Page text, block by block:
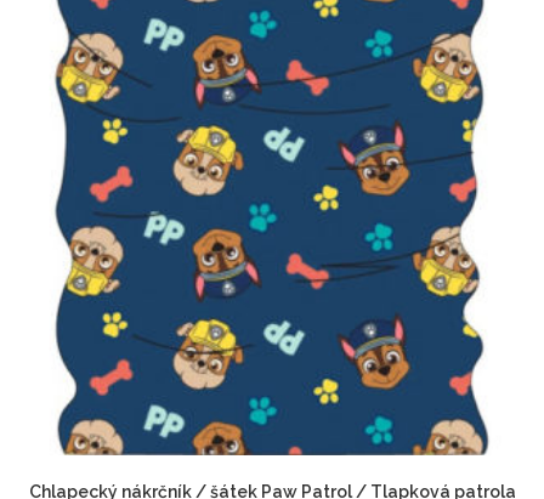
Chlapecký nákrčník / šátek Paw Patrol / Tlapková patrola